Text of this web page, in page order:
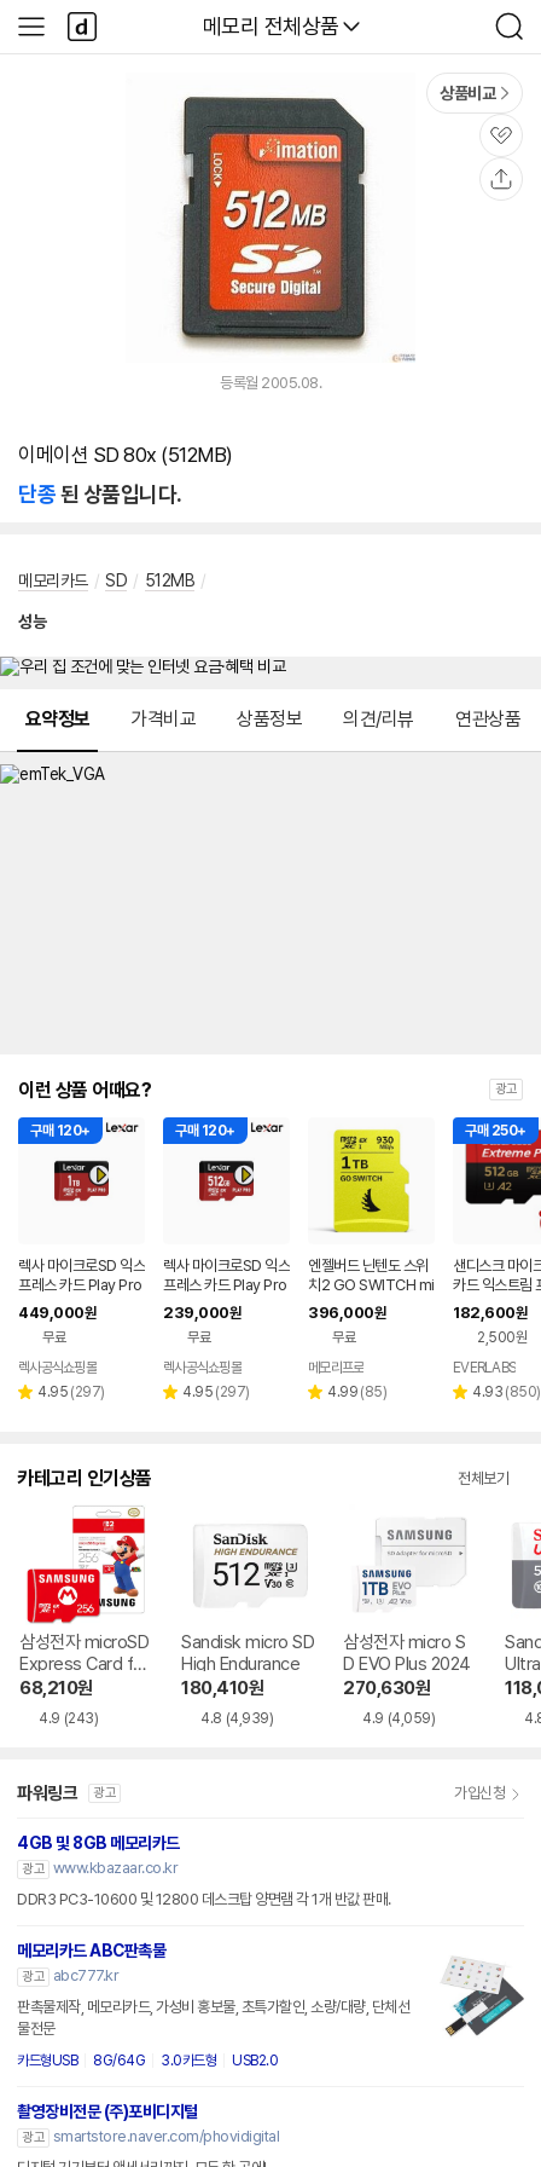
다나와
메모리 전체상품
검
색
사
이
다
나
와
상품비교
관
심
등록월 2005.08.
이메이션 SD 80x (512MB)
단종된 상품입니다.
메모리카드 / SD / 512MB /
성능
요약정보 가격비교 상품정보 의견/리뷰 연관상품
이런 상품 어때요? 광고
구매 120+
렉사 마이크로SD 익스
프레스 카드 Play Pro
닌텐도스위치2 메모리
1TB
449,000원
무료
렉사공식쇼핑몰
별 4.95 리
(297)
구매 120+
렉사 마이크로SD 익스
프레스 카드 Play Pro
닌텐도스위치2 메모리
512GB
239,000원
무료
렉사공식쇼핑몰
별 4.95 리
(297)
엔젤버드 닌텐도 스위
치2 GO SWITCH mi
croSD Express 1 T
B
396,000원
무료
메모리프로
별 4.99 리
(85)
구매 250+
샌디스크 마이
카드 익스트림
랙박스 카메라
+케이스
182,600원
2,500원
페
EVERLABS
별 4.93 리
(850)
카테고리 인기상품 전체보기
삼성전자 microSD
Express Card for
Nintendo Switch
68,210원
4.9 (243)
Sandisk micro SD
High Endurance
180,410원
4.8 (4,939)
삼성전자 micro S
D EVO Plus 2024
270,630원
4.9 (4,059)
파워링크 광고 가입신청
4GB 및 8GB 메모리카드
광고 www.kbazaar.co.kr
DDR3 PC3-10600 및 12800 데스크탑 양면램 각 1개 반값 판매.
메모리카드 ABC판촉물
광고
abc777.kr
판촉물제작, 메모리카드, 가성비 홍보물, 초특가할인, 소량/대량, 단체선
물전문
카드형USB 8G/64G 3.0카드형 USB2.0
촬영장비전문 (주)포비디지털
광고 smartstore.naver.com/phovidigital